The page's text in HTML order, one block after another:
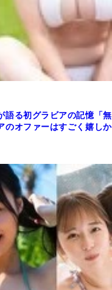
語る初グラビアの記憶「無
のオファーはすごく嬉しか